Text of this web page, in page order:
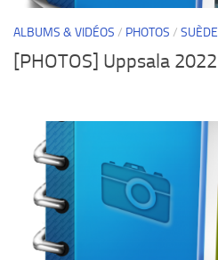
ALBUMS & VIDÉOS / PHOTOS / SUÈDE
[PHOTOS] Uppsala 2022